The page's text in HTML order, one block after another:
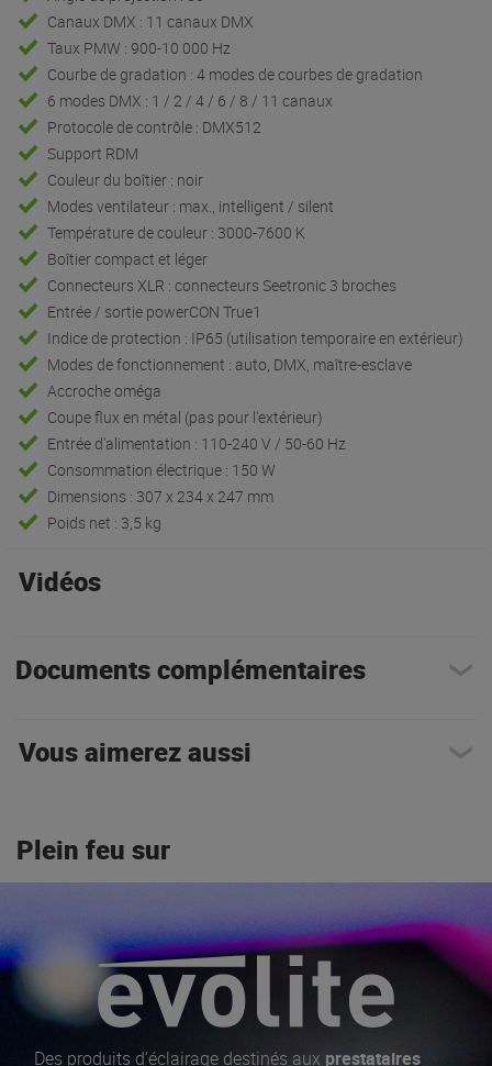
Canaux DMX : 11 canaux DMX
Taux PMW : 900-10 000 Hz
Courbe de gradation : 4 modes de courbes de gradation
6 modes DMX : 1 / 2 / 4 / 6 / 8 / 11 canaux
Protocole de contrôle : DMX512
Support RDM
Couleur du boîtier : noir
Modes ventilateur : max., intelligent / silent
Température de couleur : 3000-7600 K
Boîtier compact et léger
Connecteurs XLR : connecteurs Seetronic 3 broches
Entrée / sortie powerCON True1
Indice de protection : IP65 (utilisation temporaire en extérieur)
Modes de fonctionnement : auto, DMX, maître-esclave
Accroche oméga
Coupe flux en métal (pas pour l'extérieur)
Entrée d'alimentation : 110-240 V / 50-60 Hz
Consommation électrique : 150 W
Dimensions : 307 x 234 x 247 mm
Poids net : 3,5 kg
Vidéos
Documents complémentaires
Vous aimerez aussi
Plein feu sur
Des produits d’éclairage destinés aux prestataires